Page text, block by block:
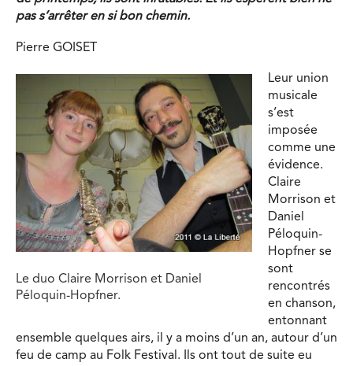
pas s’arrêter en si bon chemin.
Pierre GOISET
Le duo Claire Morrison et Daniel
Péloquin-Hopfner.
Leur union
musicale
s’est
imposée
comme une
évidence.
Claire
Morrison et
Daniel
Péloquin-
Hopfner se
sont
rencontrés
en chanson,
entonnant
ensemble quelques airs, il y a moins d’un an, autour d’un
feu de camp au Folk Festival. Ils ont tout de suite eu